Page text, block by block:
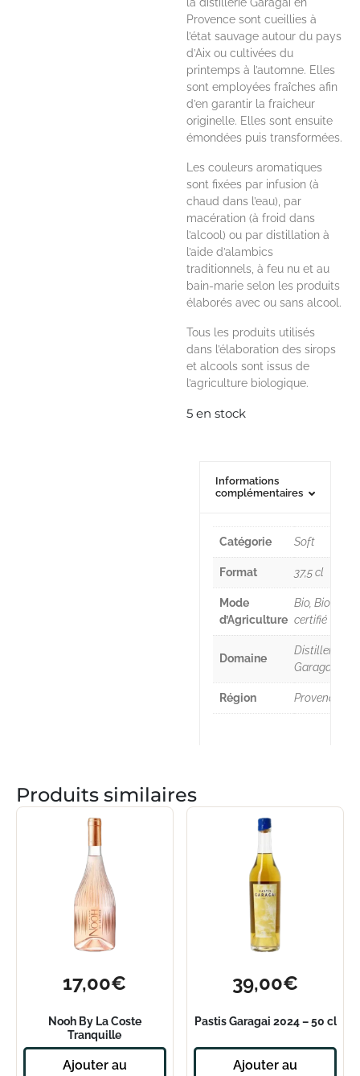
Provence sont cueillies à
l’état sauvage autour du pays
d’Aix ou cultivées du
printemps à l’automne. Elles
sont employées fraîches afin
d’en garantir la fraicheur
originelle. Elles sont ensuite
émondées puis transformées.
Les couleurs aromatiques
sont fixées par infusion (à
chaud dans l’eau), par
macération (à froid dans
l’alcool) ou par distillation à
l’aide d’alambics
traditionnels, à feu nu et au
bain-marie selon les produits
élaborés avec ou sans alcool.
Tous les produits utilisés
dans l’élaboration des sirops
et alcools sont issus de
l’agriculture biologique.
5 en stock
Informations
complémentaires
Catégorie Soft
Format 37,5 cl
Mode
d’Agriculture
Bio, Bio
certifié
Domaine
Distillerie
Garagaï
Région Provence
Produits similaires
17,00€
Nooh By La Coste
Tranquille
Ajouter au
39,00€
Pastis Garagai 2024 – 50 cl
Ajouter au